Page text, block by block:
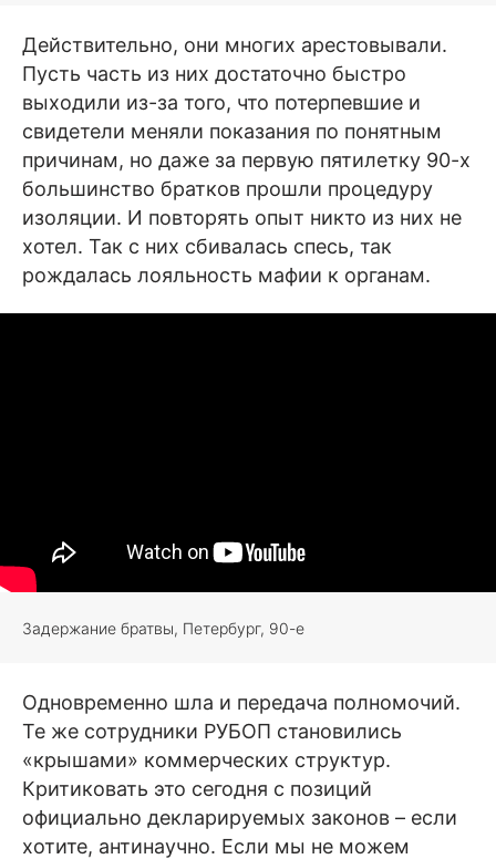
Действительно, они многих арестовывали.
Пусть часть из них достаточно быстро
выходили из-за того, что потерпевшие и
свидетели меняли показания по понятным
причинам, но даже за первую пятилетку 90-х
большинство братков прошли процедуру
изоляции. И повторять опыт никто из них не
хотел. Так с них сбивалась спесь, так
рождалась лояльность мафии к органам.
Задержание братвы, Петербург, 90-е
Одновременно шла и передача полномочий.
Те же сотрудники РУБОП становились
«крышами» коммерческих структур.
Критиковать это сегодня с позиций
официально декларируемых законов – если
хотите, антинаучно. Если мы не можем